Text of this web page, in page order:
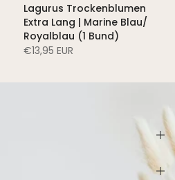
Lagurus Trockenblumen
Extra Lang | Marine Blau/
Royalblau (1 Bund)
€13,95 EUR